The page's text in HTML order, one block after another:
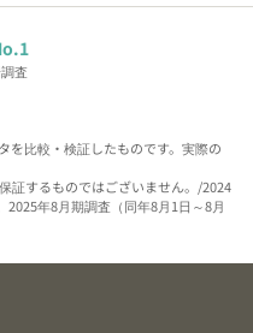
査
を比較・検証したものです。実際の
証するものではございません。/2024
年8月期調査（同年8月1日～8月